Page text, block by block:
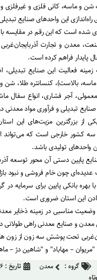
و ماسه، کانی فلزی و غیرفلزی
که این رقم در مقایسه با نرخ ارز امروزی
پایدار فراهم کرده است.
به زمینه فعالیت این صنایع
بالاست)، کنسانتره طلا،
آجر فشاری، انواع سفال
تبدیلی و فرآوری مواد معدنی
از بزرگترین مزیت‌های این
سه کشور خارجی است که می‌تواند
واحدهای تولیدی باشد.
پایین دستی آن محور توسعه
چون خام فروشی و نبود
بهره بانکی پایین برای سرمایه
این استان ضروری است.
وضعیت مناسبی در زمینه ذخایر
و صنایع معدنی راهی طولانی
تحت پوشش سه زون از
– مهاباد" و "شاهین دژ –
گروه : معدن تاریخ : ۶ سال پیش